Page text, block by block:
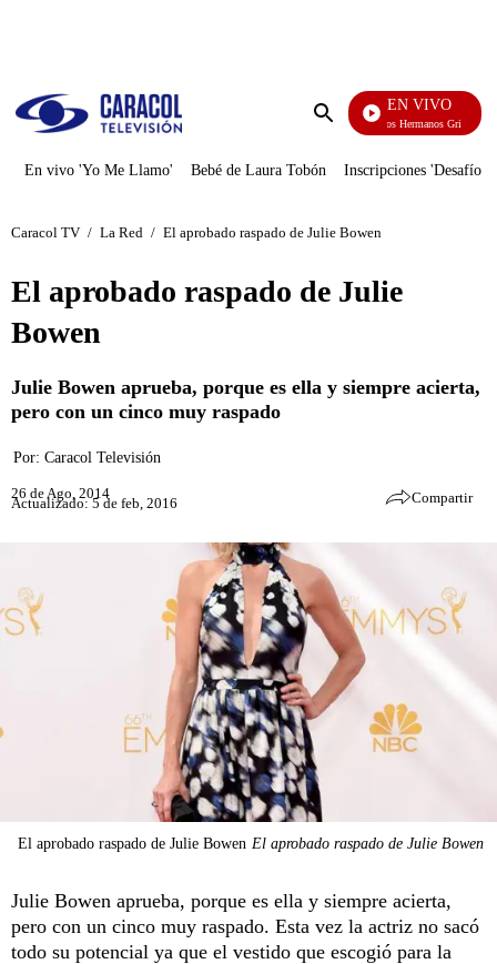
Enviar
EN VIVO
Cuentos De Los Hermanos Grimm
En vivo 'Yo Me Llamo' Bebé de Laura Tobón Inscripciones 'Desafío'
Caracol TV / La Red / El aprobado raspado de Julie Bowen
El aprobado raspado de Julie
Bowen
Julie Bowen aprueba, porque es ella y siempre acierta,
pero con un cinco muy raspado
Por: Caracol Televisión
26 de Ago, 2014
Actualizado: 5 de feb, 2016 Compartir
El aprobado raspado de Julie Bowen El aprobado raspado de Julie Bowen
Julie Bowen aprueba, porque es ella y siempre acierta,
pero con un cinco muy raspado. Esta vez la actriz no sacó
todo su potencial ya que el vestido que escogió para la